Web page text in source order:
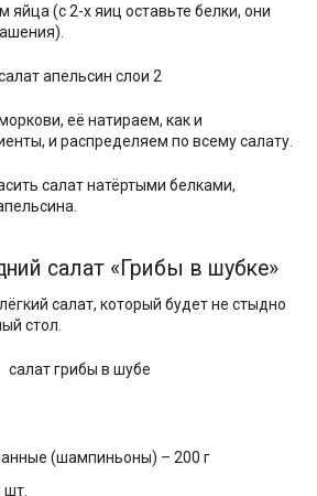
яйца (с 2-х яиц оставьте белки, они
её натираем, как и
и распределяем по всему салату.
салат натёртыми белками,
салат «Грибы в шубке»
салат, который будет не стыдно
стол.
(шампиньоны) – 200 г
шт.